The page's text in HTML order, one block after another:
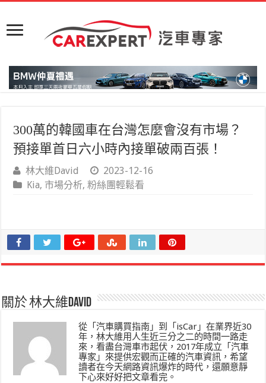
300萬的韓國車在台灣怎麼會沒有市場？
預接單首日六小時內接單破兩百張！
林大維David
2023-12-16
Kia, 市場分析,粉絲團輕鬆看
關於 林大維David
從「汽車購買指南」到「isCar」在業界近30
年，林大維用人生近三分之二的時間一路走
來，看盡台灣車市起伏，2017年成立「汽車
專家」來提供宏觀而正確的汽車資訊，希望
讀者在今天網路資訊爆炸的時代，還願意靜
下心來好好把文章看完。